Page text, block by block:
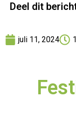
Deel dit
juli 11, 2024